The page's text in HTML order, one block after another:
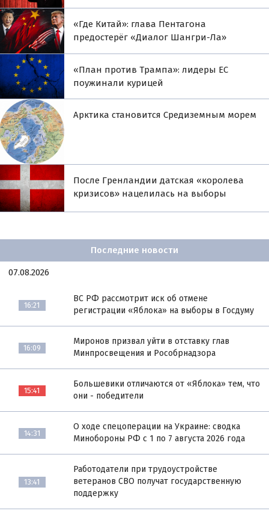
«Где Китай»: глава Пентагона
предостерёг «Диалог Шангри-Ла»
«План против Трампа»: лидеры ЕС
поужинали курицей
Арктика становится Средиземным морем
После Гренландии датская «королева
кризисов» нацелилась на выборы
Последние новости
07.08.2026
16:21
ВС РФ рассмотрит иск об отмене
регистрации «Яблока» на выборы в Госдуму
16:09
Миронов призвал уйти в отставку глав
Минпросвещения и Рособрнадзора
15:41
Большевики отличаются от «Яблока» тем, что
они - победители
14:31
О ходе спецоперации на Украине: сводка
Минобороны РФ с 1 по 7 августа 2026 года
13:41
Работодатели при трудоустройстве
ветеранов СВО получат государственную
поддержку